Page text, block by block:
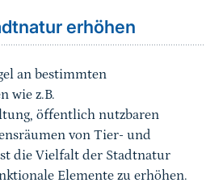
erhöhen
an bestimmten
wie z.B.
öffentlich nutzbaren
von Tier- und
die Vielfalt der Stadtnatur
Elemente zu erhöhen.